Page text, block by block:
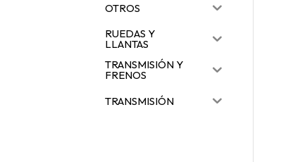
OTROS
RUEDAS Y
LLANTAS
TRANSMISIÓN Y
FRENOS
TRANSMISIÓN